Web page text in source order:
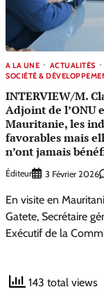
A LA UNE ACTUALITÉS
SOCIÉTÉ &
INTERVIEW/M.
Adjoint de l’ONU
Mauritanie, les
favorables mais
n’ont jamais
Éditeur 3 Février 2026
En visite en
Gatete, Secrétaire
Exécutif de la
143 total views